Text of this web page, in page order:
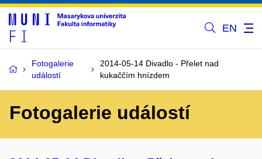
EN
Fotogalerie
událostí
2014-05-14 Divadlo - Přelet nad
kukaččím hnízdem
Fotogalerie událostí